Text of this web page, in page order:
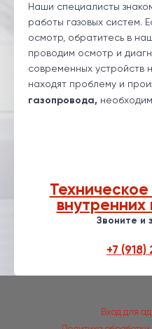
Наши специалисты
работы газовых систем.
осмотр, обратитесь в
проводим осмотр и
современных устройств
находят проблему и
газопровода,
внутренних
Звоните и
+7
Вход для